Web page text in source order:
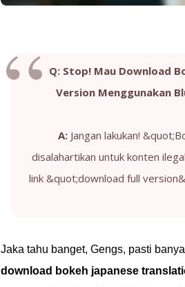
Q: Stop! Mau Download
Version Menggunakan
A: Jangan lakukan!
disalahartikan untuk konten
link &quot;download full
Jaka tahu banget, Gengs, pasti
download bokeh japanese